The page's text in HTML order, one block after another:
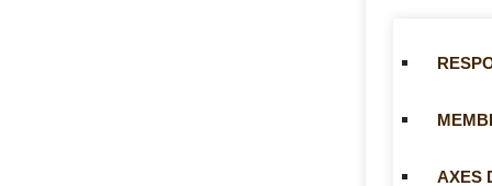
AXES